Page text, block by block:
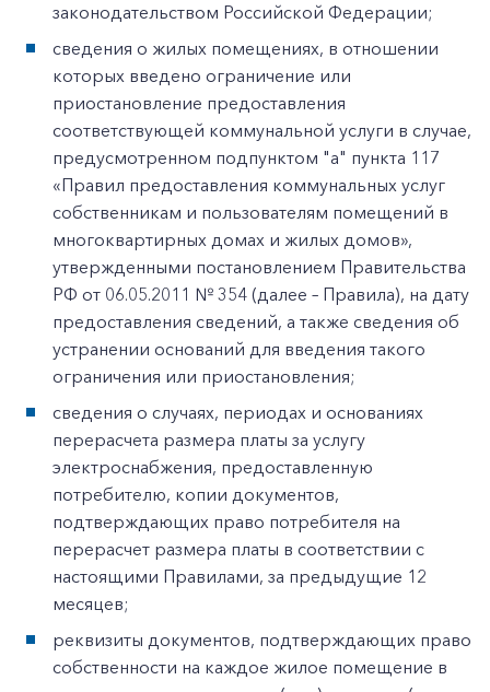
законодательством Российской Федерации;
сведения о жилых помещениях, в отношении
которых введено ограничение или
приостановление предоставления
соответствующей коммунальной услуги в случае,
предусмотренном подпунктом "а" пункта 117
«Правил предоставления коммунальных услуг
собственникам и пользователям помещений в
многоквартирных домах и жилых домов»,
утвержденными постановлением Правительства
РФ от 06.05.2011 № 354 (далее – Правила), на дату
предоставления сведений, а также сведения об
устранении оснований для введения такого
ограничения или приостановления;
сведения о случаях, периодах и основаниях
перерасчета размера платы за услугу
электроснабжения, предоставленную
потребителю, копии документов,
подтверждающих право потребителя на
перерасчет размера платы в соответствии с
настоящими Правилами, за предыдущие 12
месяцев;
реквизиты документов, подтверждающих право
собственности на каждое жилое помещение в